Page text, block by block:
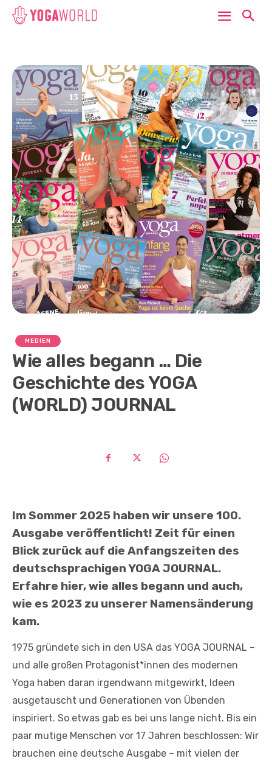
MEDIEN
Wie alles begann … Die
Geschichte des YOGA
(WORLD) JOURNAL
Im Sommer 2025 haben wir unsere 100.
Ausgabe veröffentlicht! Zeit für einen
Blick zurück auf die Anfangszeiten des
deutschsprachigen YOGA JOURNAL.
Erfahre hier, wie alles begann und auch,
wie es 2023 zu unserer Namensänderung
kam.
1975 gründete sich in den USA das YOGA JOURNAL –
und alle großen Protagonist*innen des modernen
Yoga haben daran irgendwann mitgewirkt, Ideen
ausgetauscht und Generationen von Übenden
inspiriert. So etwas gab es bei uns lange nicht. Bis ein
paar mutige Menschen vor 17 Jahren beschlossen: Wir
brauchen eine deutsche Ausgabe – mit vielen der